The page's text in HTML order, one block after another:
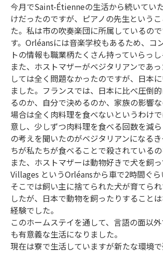
今月でSaint-Étienneの生活から続いてい
けだったのですが、ピアノの先生という
た。私は市の吹奏楽団に所属しているの
す。Orléansには音楽学校もあるため、
トの情報も職業柄たくさん持っていらっ
また、ホストマザーがベジタリアンであ
しては全く問題なかったのですが、日本
ました。フランスでは、日本に比べ圧倒
るのか、自分で決めるのか、家族の影響
場合は全く肉料理を食べないというわけ
意し、少しずつ肉料理を食べる回数を減
の考えを聞いたのがベジタリアンになる
ちが私たちが食べることで殺されている
また、ホストマザーは動物好きで犬を飼
Villages というOrléansから車で2時間ぐ
そこでは飼い主に捨てられた犬が育てら
したが、日本で動物を飼ったりすること
経験でした。
このホームステイを通して、言語の面以
も有意義な生活になりました。
現在は寮で生活していますが新たな環境で